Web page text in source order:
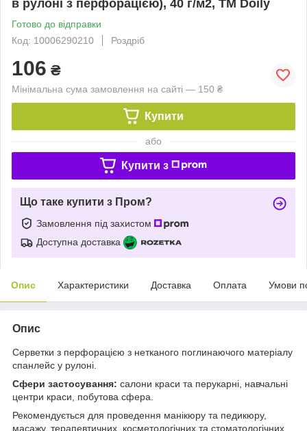
в рулоні з перфорацією), 40 г/м2, ТМ Doily
Готово до відправки
Код: 10006290210
Роздріб
106 ₴
Мінімальна сума замовлення на сайті — 150 ₴
Купити
або
Купити з
Що таке купити з Пром?
Замовлення під захистом
Доступна доставка
Опис Характеристики Доставка Оплата Умови
Опис
Серветки з перфорацією з нетканого поглинаючого матеріалу
спанлейс у рулоні.
Сфери застосування: салони краси та перукарні, навчальні
центри краси, побутова сфера.
Рекомендується для проведення манікюру та педикюру,
масажу, терапевтичних, косметологічних та стоматологічних